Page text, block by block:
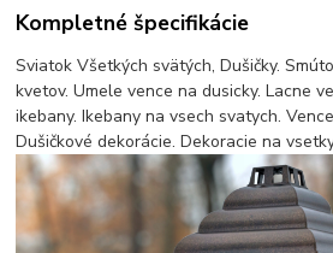
Kompletné špecifikácie
Sviatok Všetkých svätých, Dušičky.
kvetov. Umele vence na dusicky. Lacne
ikebany. Ikebany na vsech svatych.
Dušičkové dekorácie. Dekoracie na